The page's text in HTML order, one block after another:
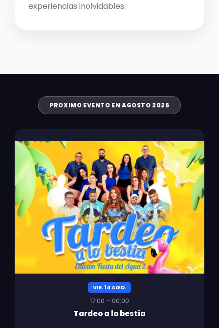
experiencias inolvidables.
PROXIMO EVENTO EN AGOSTO 2026
VIE. 14 AGO.
17:00 – 00:00
Tardeo a lo bestia